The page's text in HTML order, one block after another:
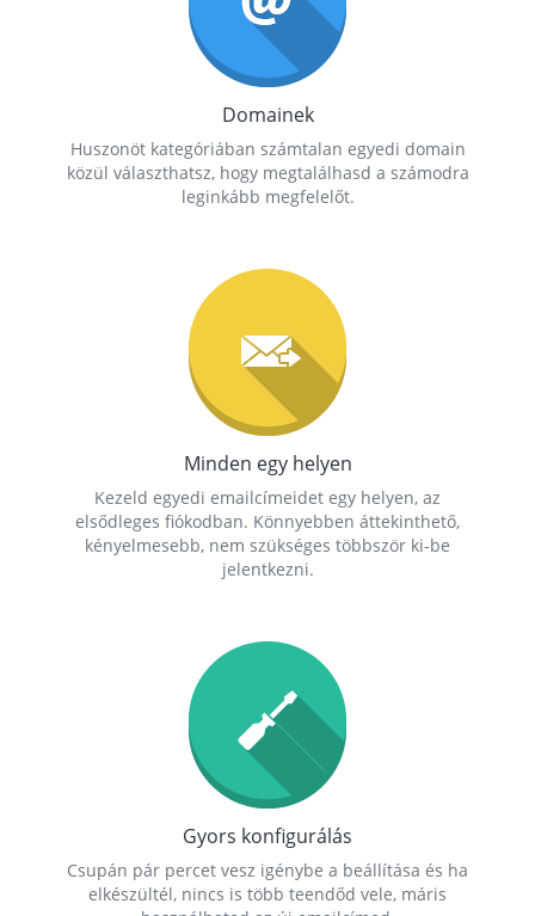
Domainek
Huszonöt kategóriában számtalan egyedi domain
közül választhatsz, hogy megtalálhasd a számodra
leginkább megfelelőt.
Minden egy helyen
Kezeld egyedi emailcímeidet egy helyen, az
elsődleges fiókodban. Könnyebben áttekinthető,
kényelmesebb, nem szükséges többször ki-be
jelentkezni.
Gyors konfigurálás
Csupán pár percet vesz igénybe a beállítása és ha
elkészültél, nincs is több teendőd vele, máris